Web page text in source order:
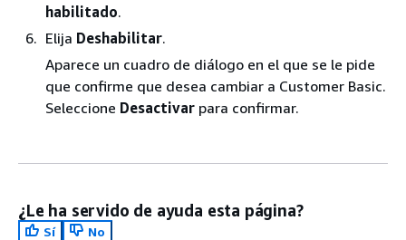
habilitado.
Elija Deshabilitar.
Aparece un cuadro de diálogo en el que se le pide
que confirme que desea cambiar a Customer Basic.
Seleccione Desactivar para confirmar.
¿Le ha servido de ayuda esta página?
Sí
No